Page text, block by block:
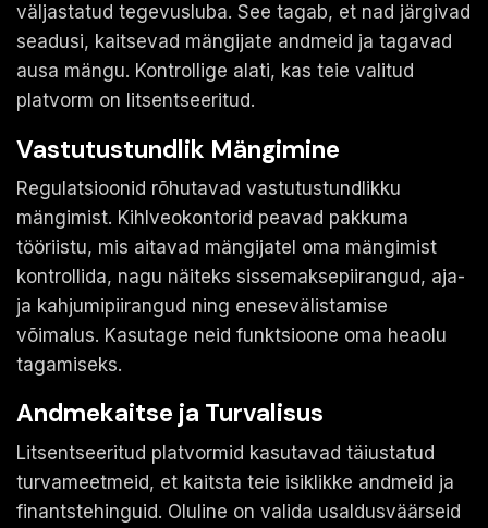
väljastatud tegevusluba. See tagab, et nad järgivad
seadusi, kaitsevad mängijate andmeid ja tagavad
ausa mängu. Kontrollige alati, kas teie valitud
platvorm on litsentseeritud.
Vastutustundlik Mängimine
Regulatsioonid rõhutavad vastutustundlikku
mängimist. Kihlveokontorid peavad pakkuma
tööriistu, mis aitavad mängijatel oma mängimist
kontrollida, nagu näiteks sissemaksepiirangud, aja-
ja kahjumipiirangud ning enesevälistamise
võimalus. Kasutage neid funktsioone oma heaolu
tagamiseks.
Andmekaitse ja Turvalisus
Litsentseeritud platvormid kasutavad täiustatud
turvameetmeid, et kaitsta teie isiklikke andmeid ja
finantstehinguid. Oluline on valida usaldusväärseid